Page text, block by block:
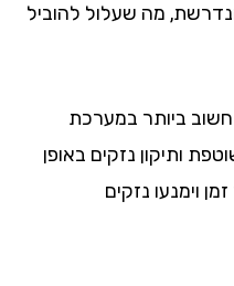
מה שעלול להוביל
ביותר במערכת
נזקים באופן
נזקים